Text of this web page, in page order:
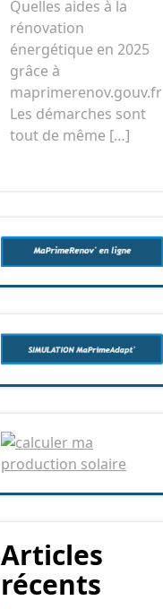
Quelles aides à la
rénovation
énergétique en 2025
grâce à
maprimerenov.gouv.fr
Les démarches sont
tout de même […]
Articles
récents